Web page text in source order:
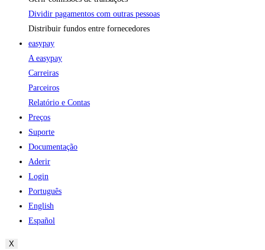
Dividir pagamentos com outras pessoas
Distribuir fundos entre fornecedores
easypay
A easypay
Carreiras
Parceiros
Relatório e Contas
Preços
Suporte
Documentação
Aderir
Login
Português
English
Español
X